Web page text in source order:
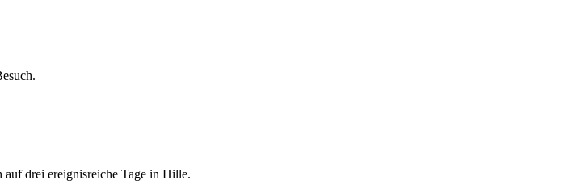
drei ereignisreiche Tage in Hille.